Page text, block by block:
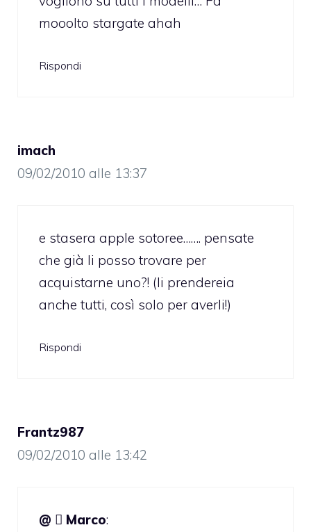
mooolto stargate ahah
Rispondi
imach
09/02/2010 alle 13:37
e stasera apple sotoree……. pensate
che già li posso trovare per
acquistarne uno?! (li prendereia
anche tutti, così solo per averli!)
Rispondi
Frantz987
09/02/2010 alle 13:42
@  Marco: